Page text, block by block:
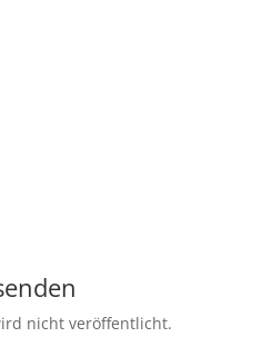
nicht veröffentlicht.